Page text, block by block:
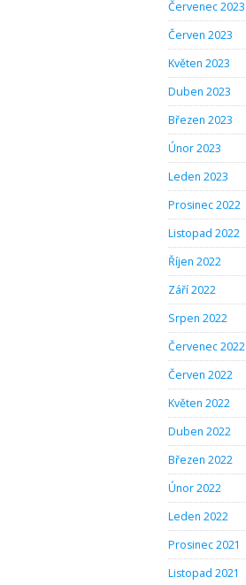
Červenec 2023
Červen 2023
Květen 2023
Duben 2023
Březen 2023
Únor 2023
Leden 2023
Prosinec 2022
Listopad 2022
Říjen 2022
Září 2022
Srpen 2022
Červenec 2022
Červen 2022
Květen 2022
Duben 2022
Březen 2022
Únor 2022
Leden 2022
Prosinec 2021
Listopad 2021